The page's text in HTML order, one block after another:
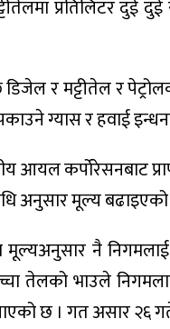
प्रतिलिटर दुई
डिजेल र मट्टीतेल र
ग्यास र हवाई
आयल कर्पाेरेसनबाट
अनुसार मूल्य
मूल्यअनुसार नै निगमलाई
तेलको भाउले
छ । गत असार २६